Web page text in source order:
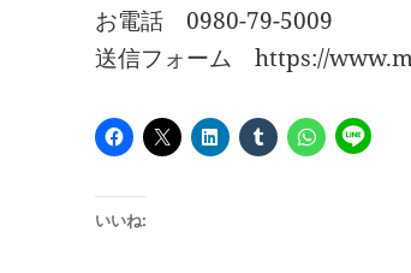
お電話 0980-79-5009
送信フォーム https://
いいね: